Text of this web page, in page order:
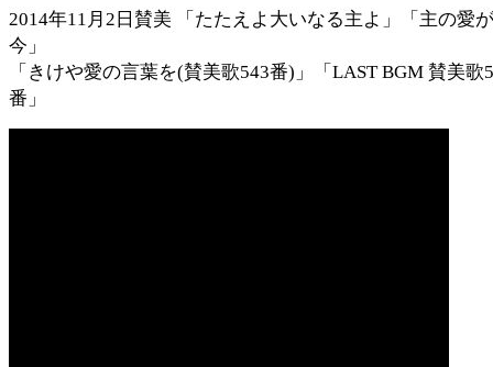
2014年11月2日賛美 「たたえよ大いなる主よ」「主の愛が
今」
「きけや愛の言葉を(賛美歌543番)」「LAST BGM 賛美歌
番」